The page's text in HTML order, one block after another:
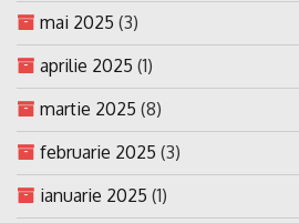
mai 2025 (3)
aprilie 2025 (1)
martie 2025 (8)
februarie 2025 (3)
ianuarie 2025 (1)